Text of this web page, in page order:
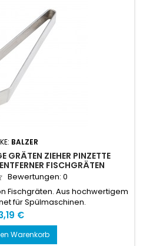
BALZER
GRÄTEN ZIEHER PINZETTE
FISCHGRÄTEN
Bewertungen: 0
Fischgräten. Aus hochwertigem
für Spülmaschinen.
€
Warenkorb